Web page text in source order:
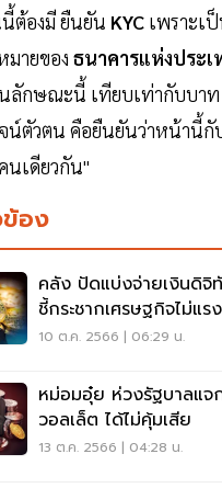
ต้องมี ยืนยัน KYC เพราะเ
ายของ ธนาคารแห่งประ
นลักษณะนี้ เทียบเท่ากับบา
น์ตัวตน คือยืนยันว่าหน้านี้กั
เดียวกัน"
ข้อง
คลัง ปัดแบ่งจ่ายเงินดิจิ
ชี้กระชากเศรษฐกิจไม่แร
10 ต.ค. 2566 | 06:29 น.
หม่อมอุ๋ย ห่วงรัฐบาลแจ
วอลเล็ต ได้ไม่คุ้มเสีย
13 ต.ค. 2566 | 04:28 น.